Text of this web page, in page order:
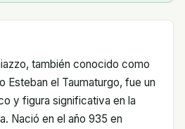
también conocido como
Esteban el Taumaturgo, fue un
y figura significativa en la
Nació en el año 935 en